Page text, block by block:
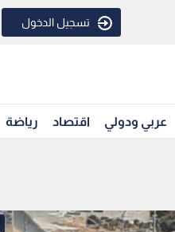
تسجيل الدخول
عربي ودولي اقتصاد رياضة